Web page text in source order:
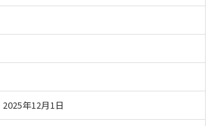
2025年12月1日